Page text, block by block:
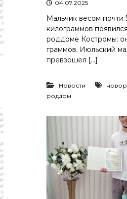
п
о
р
т
04.07.2025
Мальчик весом почти
килограммов
роддоме Костромы:
граммов. Июльский
превзошел […]
Новости
роддом